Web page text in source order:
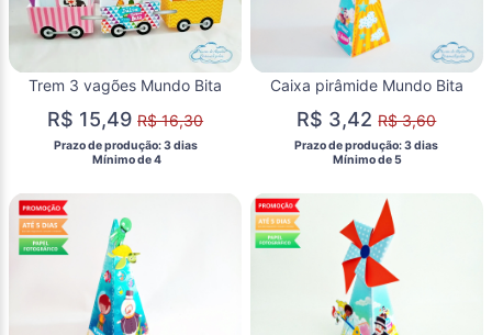
Trem 3 vagões Mundo Bita
R$ 15,49R$ 16,30
Prazo de produção: 3 dias
  Mínimo de 4
Caixa pirâmide Mundo Bita
R$ 3,42R$ 3,60
Prazo de produção: 3 dias
  Mínimo de 5